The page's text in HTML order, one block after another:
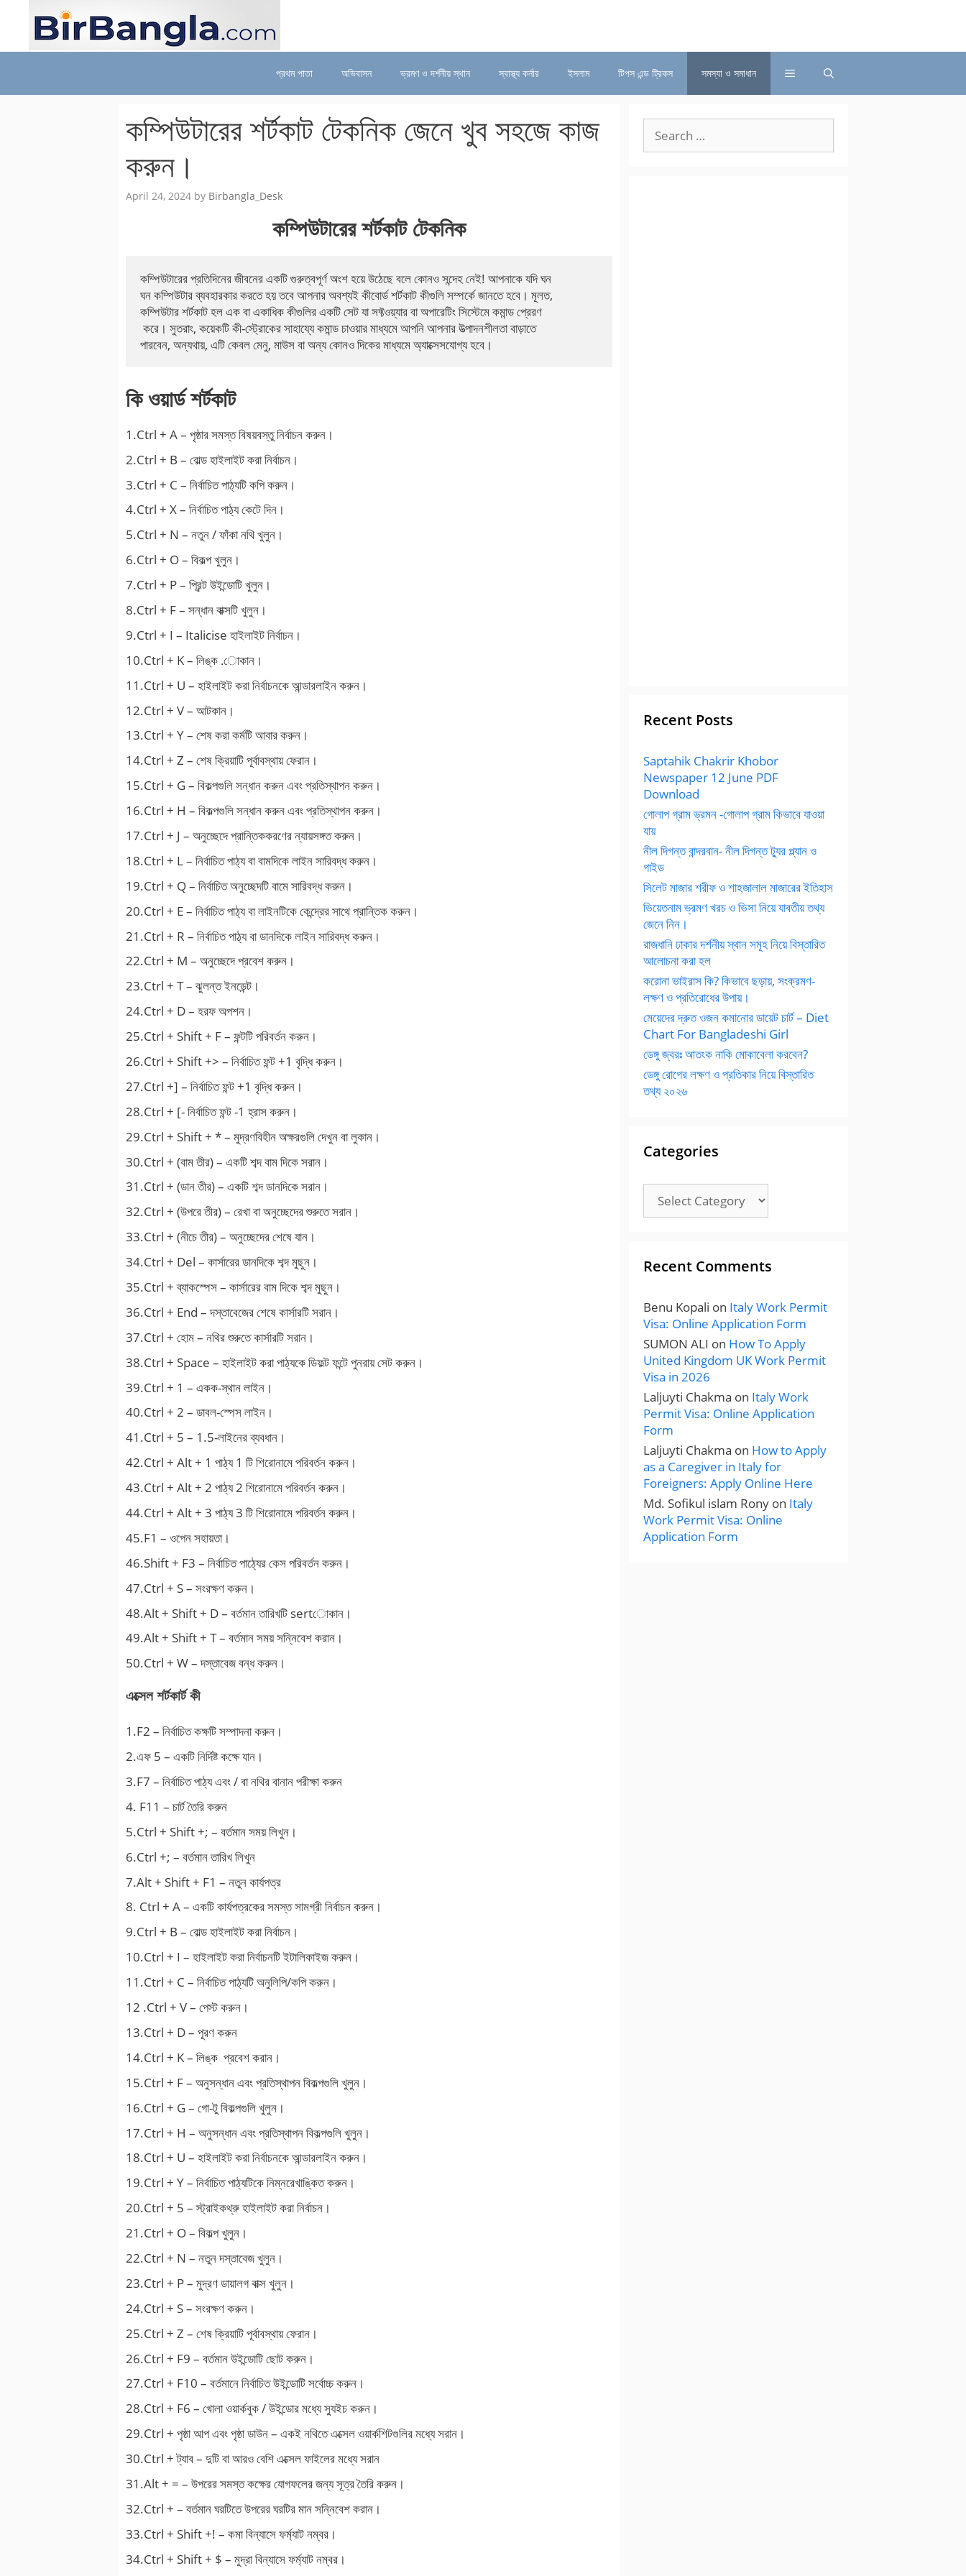
content
প্রথম পাতা অভিবাসন ভ্রমণ ও দর্শনীয় স্থান স্বাস্থ্য কর্নার ইসলাম টিপস এন্ড ট্রিকস সমস্যা ও সমাধান
কম্পিউটারের শর্টকাট টেকনিক জেনে খুব সহজে কাজ
করুন।
April 24, 2024 by Birbangla_Desk
কম্পিউটারের শর্টকাট টেকনিক
কম্পিউটারের প্রতিদিনের জীবনের একটি গুরুত্বপূর্ণ অংশ হয়ে উঠেছে বলে কোনও সন্দেহ নেই! আপনাকে যদি ঘন
ঘন কম্পিউটার ব্যবহারকার করতে হয় তবে আপনার অবশ্যই কীবোর্ড শর্টকাট কীগুলি সম্পর্কে জানতে হবে। মূলত,
কম্পিউটার শর্টকাট হল এক বা একাধিক কীগুলির একটি সেট যা সফ্টওয়্যার বা অপারেটিং সিস্টেমে কমান্ড প্রেরণ
করে। সুতরাং, কয়েকটি কী-স্ট্রোকের সাহায্যে কমান্ড চাওয়ার মাধ্যমে আপনি আপনার উত্পাদনশীলতা বাড়াতে
পারবেন, অন্যথায়, এটি কেবল মেনু, মাউস বা অন্য কোনও দিকের মাধ্যমে অ্যাক্সেসযোগ্য হবে।
কি ওয়ার্ড শর্টকাট
1.Ctrl + A – পৃষ্ঠার সমস্ত বিষয়বস্তু নির্বাচন করুন।
2.Ctrl + B – বোল্ড হাইলাইট করা নির্বাচন।
3.Ctrl + C – নির্বাচিত পাঠ্যটি কপি করুন।
4.Ctrl + X – নির্বাচিত পাঠ্য কেটে দিন।
5.Ctrl + N – নতুন / ফাঁকা নথি খুলুন।
6.Ctrl + O – বিকল্প খুলুন।
7.Ctrl + P – প্রিন্ট উইন্ডোটি খুলুন।
8.Ctrl + F – সন্ধান বাক্সটি খুলুন।
9.Ctrl + I – Italicise হাইলাইট নির্বাচন।
10.Ctrl + K – লিঙ্ক .োকান।
11.Ctrl + U – হাইলাইট করা নির্বাচনকে আন্ডারলাইন করুন।
12.Ctrl + V – আটকান।
13.Ctrl + Y – শেষ করা কর্মটি আবার করুন।
14.Ctrl + Z – শেষ ক্রিয়াটি পূর্বাবস্থায় ফেরান।
15.Ctrl + G – বিকল্পগুলি সন্ধান করুন এবং প্রতিস্থাপন করুন।
16.Ctrl + H – বিকল্পগুলি সন্ধান করুন এবং প্রতিস্থাপন করুন।
17.Ctrl + J – অনুচ্ছেদে প্রান্তিককরণের ন্যায়সঙ্গত করুন।
18.Ctrl + L – নির্বাচিত পাঠ্য বা বামদিকে লাইন সারিবদ্ধ করুন।
19.Ctrl + Q – নির্বাচিত অনুচ্ছেদটি বামে সারিবদ্ধ করুন।
20.Ctrl + E – নির্বাচিত পাঠ্য বা লাইনটিকে কেন্দ্রের সাথে প্রান্তিক করুন।
21.Ctrl + R – নির্বাচিত পাঠ্য বা ডানদিকে লাইন সারিবদ্ধ করুন।
22.Ctrl + M – অনুচ্ছেদে প্রবেশ করুন।
23.Ctrl + T – ঝুলন্ত ইনডেন্ট।
24.Ctrl + D – হরফ অপশন।
25.Ctrl + Shift + F – ফন্টটি পরিবর্তন করুন।
26.Ctrl + Shift +> – নির্বাচিত ফন্ট +1 বৃদ্ধি করুন।
27.Ctrl +] – নির্বাচিত ফন্ট +1 বৃদ্ধি করুন।
28.Ctrl + [- নির্বাচিত ফন্ট -1 হ্রাস করুন।
29.Ctrl + Shift + * – মুদ্রণবিহীন অক্ষরগুলি দেখুন বা লুকান।
30.Ctrl + (বাম তীর) – একটি শব্দ বাম দিকে সরান।
31.Ctrl + (ডান তীর) – একটি শব্দ ডানদিকে সরান।
32.Ctrl + (উপরে তীর) – রেখা বা অনুচ্ছেদের শুরুতে সরান।
33.Ctrl + (নীচে তীর) – অনুচ্ছেদের শেষে যান।
34.Ctrl + Del – কার্সারের ডানদিকে শব্দ মুছুন।
35.Ctrl + ব্যাকস্পেস – কার্সারের বাম দিকে শব্দ মুছুন।
36.Ctrl + End – দস্তাবেজের শেষে কার্সারটি সরান।
37.Ctrl + হোম – নথির শুরুতে কার্সারটি সরান।
38.Ctrl + Space – হাইলাইট করা পাঠ্যকে ডিফল্ট ফন্টে পুনরায় সেট করুন।
39.Ctrl + 1 – একক-স্থান লাইন।
40.Ctrl + 2 – ডাবল-স্পেস লাইন।
41.Ctrl + 5 – 1.5-লাইনের ব্যবধান।
42.Ctrl + Alt + 1 পাঠ্য 1 টি শিরোনামে পরিবর্তন করুন।
43.Ctrl + Alt + 2 পাঠ্য 2 শিরোনামে পরিবর্তন করুন।
44.Ctrl + Alt + 3 পাঠ্য 3 টি শিরোনামে পরিবর্তন করুন।
45.F1 – ওপেন সহায়তা।
46.Shift + F3 – নির্বাচিত পাঠ্যের কেস পরিবর্তন করুন।
47.Ctrl + S – সংরক্ষণ করুন।
48.Alt + Shift + D – বর্তমান তারিখটি sertোকান।
49.Alt + Shift + T – বর্তমান সময় সন্নিবেশ করান।
50.Ctrl + W – দস্তাবেজ বন্ধ করুন।
এক্সেল শর্টকার্ট কী
1.F2 – নির্বাচিত কক্ষটি সম্পাদনা করুন।
2.এফ 5 – একটি নির্দিষ্ট কক্ষে যান।
3.F7 – নির্বাচিত পাঠ্য এবং / বা নথির বানান পরীক্ষা করুন
4. F11 – চার্ট তৈরি করুন
5.Ctrl + Shift +; – বর্তমান সময় লিখুন।
6.Ctrl +; – বর্তমান তারিখ লিখুন
7.Alt + Shift + F1 – নতুন কার্যপত্র
8. Ctrl + A – একটি কার্যপত্রকের সমস্ত সামগ্রী নির্বাচন করুন।
9.Ctrl + B – বোল্ড হাইলাইট করা নির্বাচন।
10.Ctrl + I – হাইলাইট করা নির্বাচনটি ইটালিকাইজ করুন।
11.Ctrl + C – নির্বাচিত পাঠ্যটি অনুলিপি/কপি করুন।
12 .Ctrl + V – পেস্ট করুন।
13.Ctrl + D – পূরণ করুন
14.Ctrl + K – লিঙ্ক প্রবেশ করান।
15.Ctrl + F – অনুসন্ধান এবং প্রতিস্থাপন বিকল্পগুলি খুলুন।
16.Ctrl + G – গো-টু বিকল্পগুলি খুলুন।
17.Ctrl + H – অনুসন্ধান এবং প্রতিস্থাপন বিকল্পগুলি খুলুন।
18.Ctrl + U – হাইলাইট করা নির্বাচনকে আন্ডারলাইন করুন।
19.Ctrl + Y – নির্বাচিত পাঠ্যটিকে নিম্নরেখাঙ্কিত করুন।
20.Ctrl + 5 – স্ট্রাইকথ্রু হাইলাইট করা নির্বাচন।
21.Ctrl + O – বিকল্প খুলুন।
22.Ctrl + N – নতুন দস্তাবেজ খুলুন।
23.Ctrl + P – মুদ্রণ ডায়ালগ বাক্স খুলুন।
24.Ctrl + S – সংরক্ষণ করুন।
25.Ctrl + Z – শেষ ক্রিয়াটি পূর্বাবস্থায় ফেরান।
26.Ctrl + F9 – বর্তমান উইন্ডোটি ছোট করুন।
27.Ctrl + F10 – বর্তমানে নির্বাচিত উইন্ডোটি সর্বোচ্চ করুন।
28.Ctrl + F6 – খোলা ওয়ার্কবুক / উইন্ডোর মধ্যে স্যুইচ করুন।
29.Ctrl + পৃষ্ঠা আপ এবং পৃষ্ঠা ডাউন – একই নথিতে এক্সেল ওয়ার্কশিটগুলির মধ্যে সরান।
30.Ctrl + ট্যাব – দুটি বা আরও বেশি এক্সেল ফাইলের মধ্যে সরান
31.Alt + = – উপরের সমস্ত কক্ষের যোগফলের জন্য সূত্র তৈরি করুন।
32.Ctrl + – বর্তমান ঘরটিতে উপরের ঘরটির মান সন্নিবেশ করান।
33.Ctrl + Shift +! – কমা বিন্যাসে ফর্ম্যাট নম্বর।
34.Ctrl + Shift + $ – মুদ্রা বিন্যাসে ফর্ম্যাট নম্বর।
for:
Recent Posts
Saptahik Chakrir Khobor
Newspaper 12 June PDF
Download
গোলাপ গ্রাম ভ্রমন -গোলাপ গ্রাম কিভাবে যাওয়া
যায়
নীল দিগন্ত বান্দরবান- নীল দিগন্ত ট্যুর প্ল্যান ও
গাইড
সিলেট মাজার শরীফ ও শাহজালাল মাজারের ইতিহাস
ভিয়েতনাম ভ্রমণ খরচ ও ভিসা নিয়ে যাবতীয় তথ্য
জেনে নিন।
রাজধানি ঢাকার দর্শনীয় স্থান সমূহ নিয়ে বিস্তারিত
আলোচনা করা হল
করোনা ভাইরাস কি? কিভাবে ছড়ায়, সংক্রমণ-
লক্ষণ ও প্রতিরোধের উপায়।
মেয়েদের দ্রুত ওজন কমানোর ডায়েট চার্ট – Diet
Chart For Bangladeshi Girl
ডেঙ্গু জ্বরঃ আতংক নাকি মোকাবেলা করবেন?
ডেঙ্গু রোগের লক্ষণ ও প্রতিকার নিয়ে বিস্তারিত
তথ্য ২০২৬
Categories
Recent Comments
Benu Kopali on Italy Work Permit
Visa: Online Application Form
SUMON ALI on How To Apply
United Kingdom UK Work Permit
Visa in 2026
Laljuyti Chakma on Italy Work
Permit Visa: Online Application
Form
Laljuyti Chakma on How to Apply
as a Caregiver in Italy for
Foreigners: Apply Online Here
Md. Sofikul islam Rony on Italy
Work Permit Visa: Online
Application Form